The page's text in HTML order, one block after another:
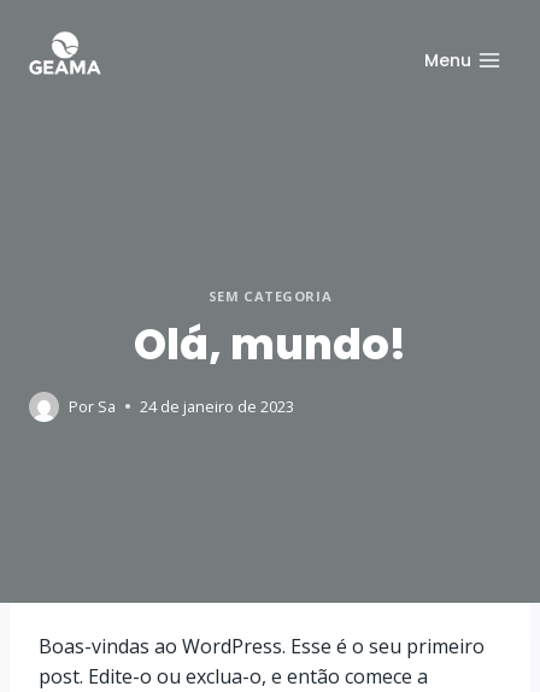
Menu
SEM CATEGORIA
Olá, mundo!
Por Sa 24 de janeiro de 2023
Boas-vindas ao WordPress. Esse é o seu primeiro
post. Edite-o ou exclua-o, e então comece a